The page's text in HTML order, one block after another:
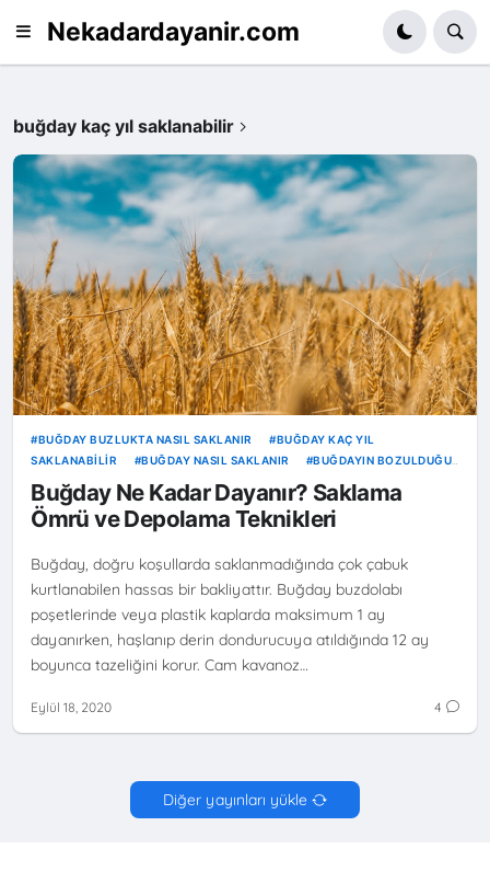
Nekadardayanir.com
buğday kaç yıl saklanabilir
BUĞDAY BUZLUKTA NASIL SAKLANIR
BUĞDAY KAÇ YIL
SAKLANABILIR
BUĞDAY NASIL SAKLANIR
BUĞDAYIN BOZULDUĞU
NASIL ANLAŞILIR
HAŞLANMIŞ BUĞDAY BUZLUKTA SAKLANIR MI
Buğday Ne Kadar Dayanır? Saklama
Ömrü ve Depolama Teknikleri
Buğday, doğru koşullarda saklanmadığında çok çabuk
kurtlanabilen hassas bir bakliyattır. Buğday buzdolabı
poşetlerinde veya plastik kaplarda maksimum 1 ay
dayanırken, haşlanıp derin dondurucuya atıldığında 12 ay
boyunca tazeliğini korur. Cam kavanoz…
Eylül 18, 2020 4
Diğer yayınları yükle